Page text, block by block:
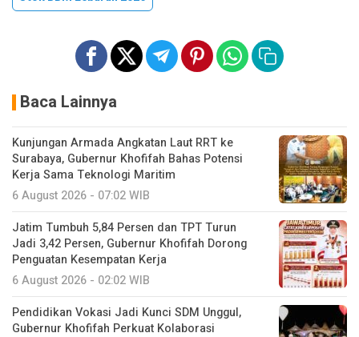
Baca Lainnya
Kunjungan Armada Angkatan Laut RRT ke
Surabaya, Gubernur Khofifah Bahas Potensi
Kerja Sama Teknologi Maritim
6 August 2026 - 07:02 WIB
Jatim Tumbuh 5,84 Persen dan TPT Turun
Jadi 3,42 Persen, Gubernur Khofifah Dorong
Penguatan Kesempatan Kerja
6 August 2026 - 02:02 WIB
Pendidikan Vokasi Jadi Kunci SDM Unggul,
Gubernur Khofifah Perkuat Kolaborasi